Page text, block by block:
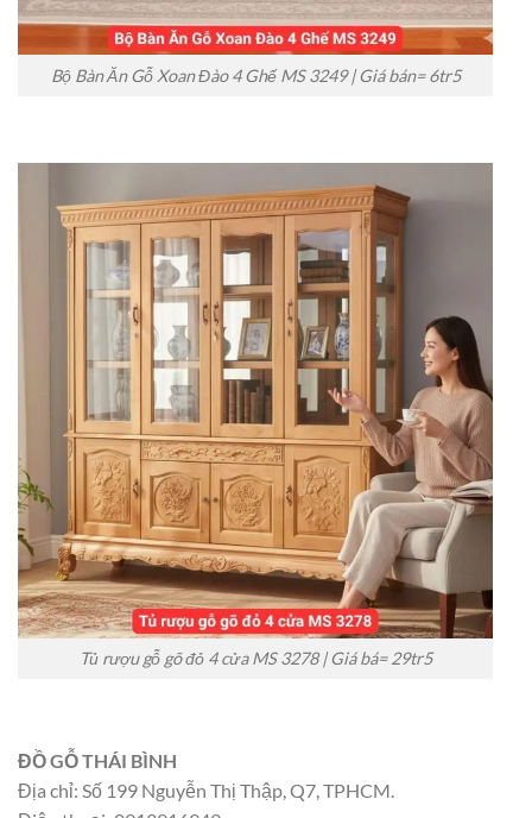
Bộ Bàn Ăn Gỗ Xoan Đào 4 Ghế MS 3249 | Giá bán= 6tr5
Tủ rượu gỗ gõ đỏ 4 cửa MS 3278 | Giá bá= 29tr5
ĐỒ GỖ THÁI BÌNH
Địa chỉ: Số 199 Nguyễn Thị Thập, Q7, TPHCM.